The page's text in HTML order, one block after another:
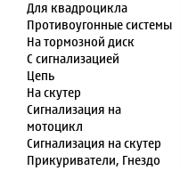
Для квадроцикла
Противоугонные системы
На тормозной диск
С сигнализацией
Цепь
На скутер
Сигнализация на
мотоцикл
Сигнализация на скутер
Прикуриватели, Гнездо